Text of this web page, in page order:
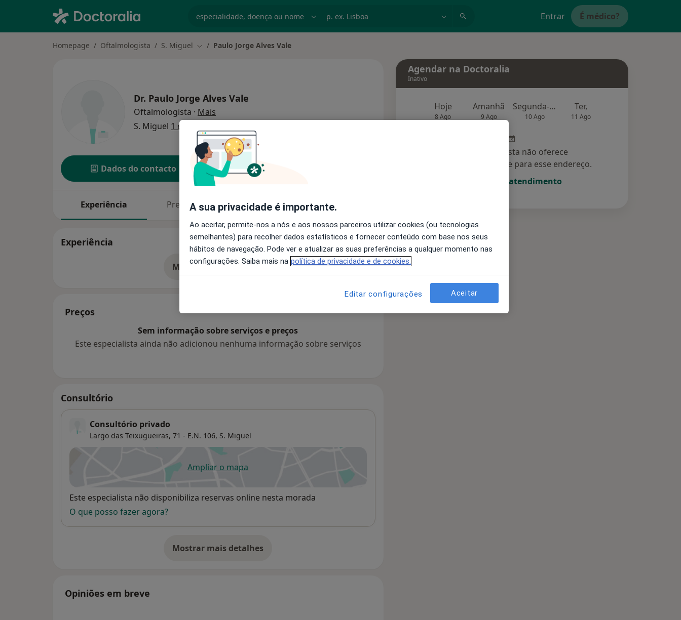
Entrar É médico?
Homepage Oftalmologista S. Miguel Mudar de cidade
Paulo Jorge Alves Vale
Dr. Paulo Jorge Alves Vale
Oftalmologista · Mais
S. Miguel 1 endereço
Dados do contacto Solicite um atendimento
Experiência Preços Consultórios Opiniões
Experiência
Mostrar mais detalhes
Preços
Sem informação sobre serviços e preços
Este especialista ainda não adicionou nenhuma informação sobre serviços
Consultório
Consultório privado
Largo das Teixugueiras, 71 - E.N. 106, S. Miguel
Ampliar o mapaabre num novo separador
Disponibilidade
Este especialista não disponibiliza reservas online nesta morada
O que posso fazer agora?
Mostrar mais detalhes
sobre o endereço
Opiniões em breve
Agendar na Doctoralia
Inativo
Hoje
8 Ago
Amanhã
9 Ago
Segunda-feira
10 Ago
Ter,
11 Ago
Esse especialista não oferece
agendamento online para esse endereço.
Solicite um atendimento
A sua privacidade é importante.
Ao aceitar, permite-nos a nós e aos nossos parceiros utilizar cookies (ou tecnologias
semelhantes) para recolher dados estatísticos e fornecer conteúdo com base nos seus
hábitos de navegação. Pode ver e atualizar as suas preferências a qualquer momento nas
configurações. Saiba mais na política de privacidade e de cookies.
Editar configurações Aceitar